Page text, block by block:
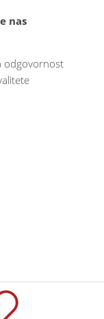
nas
odgovornost